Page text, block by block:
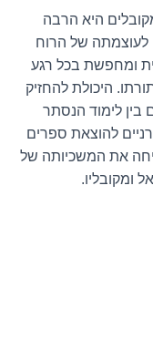
היא הרבה
לעוצמתה של הרוח
ומחפשת בכל רגע
היכולת להחזיק
לימוד הנסתר
להוצאת ספרים
את המשכיותה של
ומקובליו.